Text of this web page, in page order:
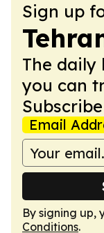
Sign up
The daily
you can
Email
By signing up,
Conditions.